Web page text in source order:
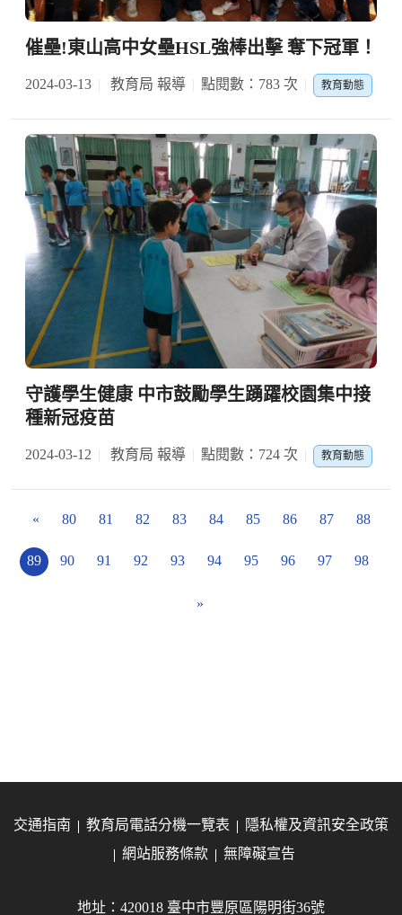
催壘!東山高中女壘HSL強棒出擊 奪下冠軍！
2024-03-13 教育局 報導 點閱數：783 次 教育動態
守護學生健康 中市鼓勵學生踴躍校園集中接
種新冠疫苗
2024-03-12 教育局 報導 點閱數：724 次 教育動態
« 80 81 82 83 84 85 86 87 88
89 90 91 92 93 94 95 96 97 98
»
交通指南 教育局電話分機一覽表
隱私權及資訊安全政策
網站服務條款
無障礙宣告
地址：420018 臺中市豐原區陽明街36號